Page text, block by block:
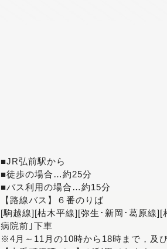
■JR弘前駅から
■徒歩の場合…約25分
■バス利用の場合…約15分
【路線バス】６番のりば
[駒越線][枯木平線][弥生･新岡･葛原線
病院前｣下車
※4月～11月の10時から18時まで，及